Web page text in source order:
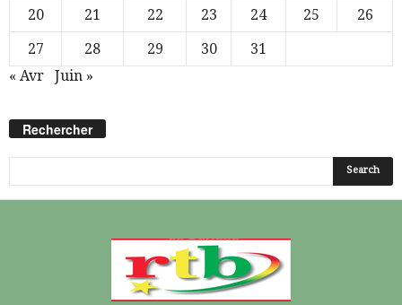
20
21 22 23 24 25
26
27
28 29 30
31
« Avr
Juin »
Rechercher